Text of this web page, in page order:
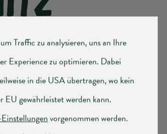
4, 7142 Illmitz
| Epost@illmitz.bgld.gv.at
und 12.30-16.00 Uhr
13.00 Uhr